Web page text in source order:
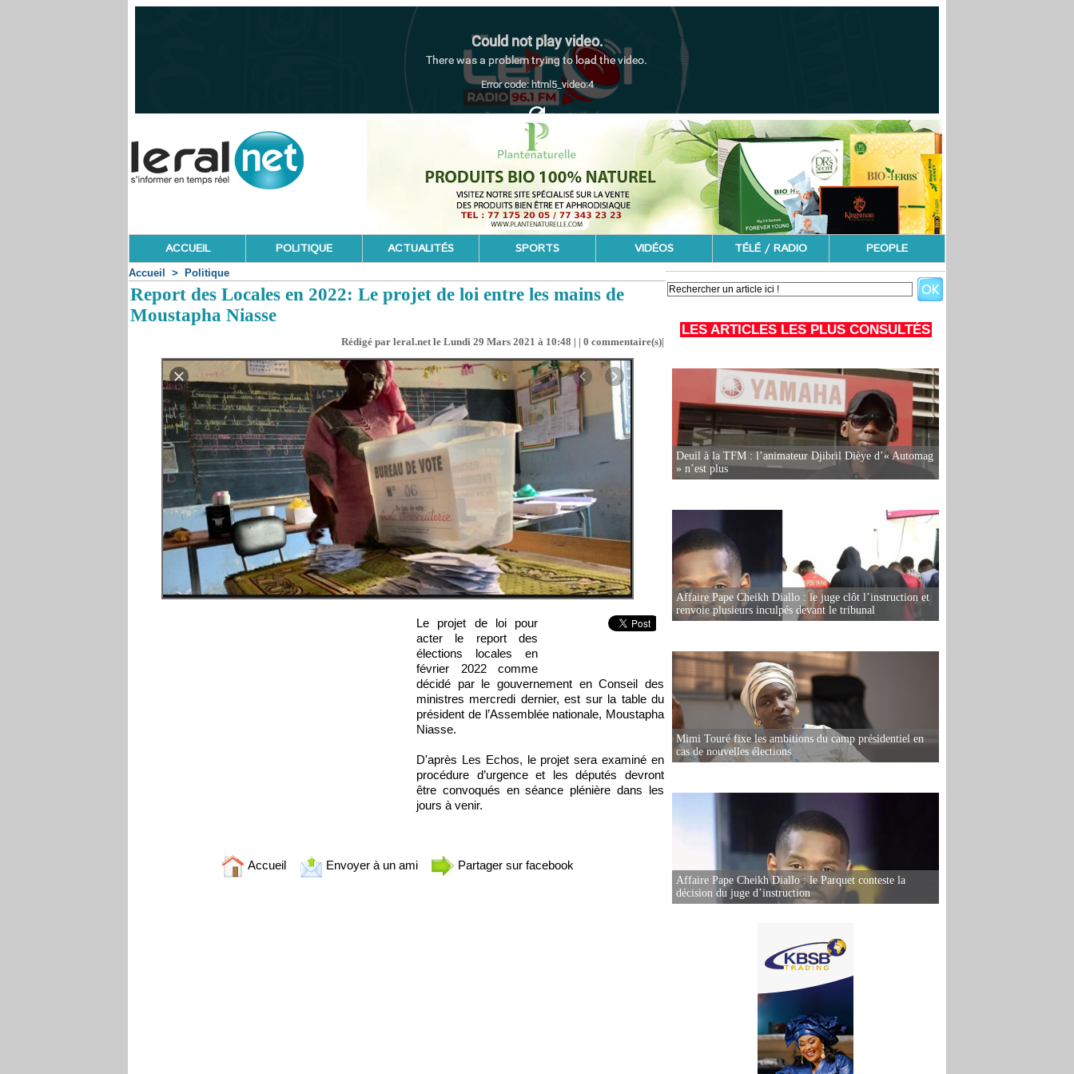
ACCUEIL POLITIQUE ACTUALITÉS SPORTS VIDÉOS TÉLÉ / RADIO PEOPLE
Accueil > Politique
Report des Locales en 2022: Le projet de loi entre les mains de
Moustapha Niasse
Rédigé par leral.net le Lundi 29 Mars 2021 à 10:48 | | 0 commentaire(s)|
Le projet de loi pour
acter le report des
élections locales en
février 2022 comme
décidé par le gouvernement en Conseil des
ministres mercredi dernier, est sur la table du
président de l’Assemblée nationale, Moustapha
Niasse.
D'après Les Echos, le projet sera examiné en
procédure d’urgence et les députés devront
être convoqués en séance plénière dans les
jours à venir.
Accueil Envoyer à un ami Partager sur facebook
LES ARTICLES LES PLUS CONSULTÉS
Deuil à la TFM : l’animateur Djibril Dièye d’« Automag
» n’est plus
Affaire Pape Cheikh Diallo : le juge clôt l’instruction et
renvoie plusieurs inculpés devant le tribunal
Mimi Touré fixe les ambitions du camp présidentiel en
cas de nouvelles élections
Affaire Pape Cheikh Diallo : le Parquet conteste la
décision du juge d’instruction